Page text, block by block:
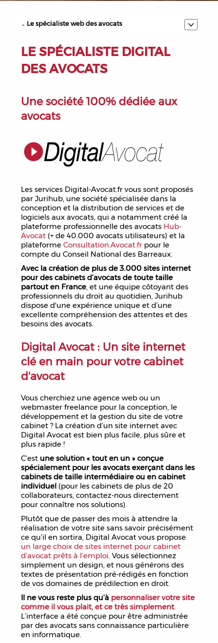
Le spécialiste web des avocats
Déontologie et site internet
Questions fréquentes
Télécharger la plaquette
LE SPÉCIALISTE DIGITAL
DES AVOCATS
Une société 100% dédiée aux
avocats
Les services Digital-Avocat.fr vous sont proposés
par Jurihub, une société spécialisée dans la
conception et la distribution de services et de
logiciels aux avocats, qui a notamment créé la
plateforme professionnelle des avocats Hub-
Avocat(+ de 40.000 avocats utilisateurs) et la
plateforme Consultation.Avocat.frpour le
compte du Conseil National des Barreaux.
Avec la création de plus de 3.000 sites internet
pour des cabinets d’avocats de toute taille
partout en France, et une équipe côtoyant des
professionnels du droit au quotidien, Jurihub
dispose d'une expérience unique et d’une
excellente compréhension des attentes et des
besoins des avocats.
Digital Avocat : Un site internet
clé en main pour votre cabinet
d'avocat
Vous cherchiez une agence web ou un
webmaster freelance pour la conception, le
développement et la gestion du site de votre
cabinet ? La création d’un site internet avec
Digital Avocat est bien plus facile, plus sûre et
plus rapide !
C’est une solution « tout en un » conçue
spécialement pour les avocats exerçant dans les
cabinets de taille intermédiaire ou en cabinet
individuel(pour les cabinets de plus de 20
collaborateurs, contactez-nous directement
pour connaître nos solutions).
Plutôt que de passer des mois à attendre la
réalisation de votre site sans savoir précisément
ce qu’il en sortira, Digital Avocat vous propose
un large choix de sites internet pour cabinet
d’avocat prêts à l’emploi. Vous sélectionnez
simplement un design, et nous générons des
textes de présentation pré-rédigés en fonction
de vos domaines de prédilection en droit.
Il ne vous reste plus qu’à personnaliser votre site
comme il vous plait, et ce très simplement.
L’interface a été conçue pour être administrée
par des avocats sans connaissance particulière
en informatique.